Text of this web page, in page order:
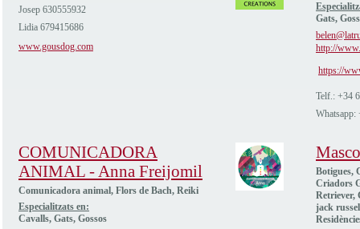
Josep 630555932
Lidia 679415686
www.gousdog.com
Gats,
http://
https://
Telf.: +34
Whatsapp:
COMUNICADORA
ANIMAL - Anna Freijomil
Comunicadora animal, Flors de Bach, Reiki
Especialitzats en:
Cavalls, Gats, Gossos
Botigues,
Criadors
Retriever,
jack